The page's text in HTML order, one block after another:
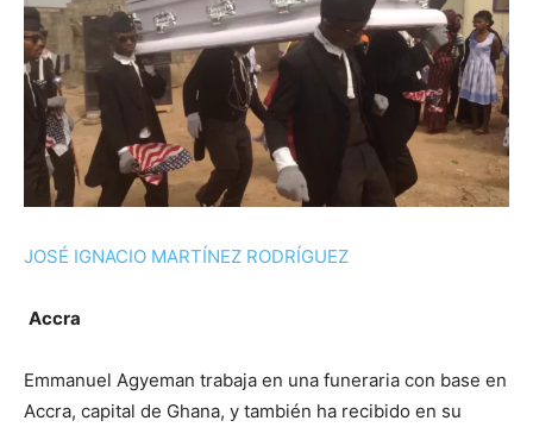
JOSÉ IGNACIO MARTÍNEZ RODRÍGUEZ
Accra
Emmanuel Agyeman trabaja en una funeraria con base en
Accra, capital de Ghana, y también ha recibido en su